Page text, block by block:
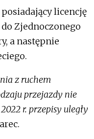
licencję
Zjednoczonego
a następnie
z ruchem
przejazdy nie
r. przepisy uległy